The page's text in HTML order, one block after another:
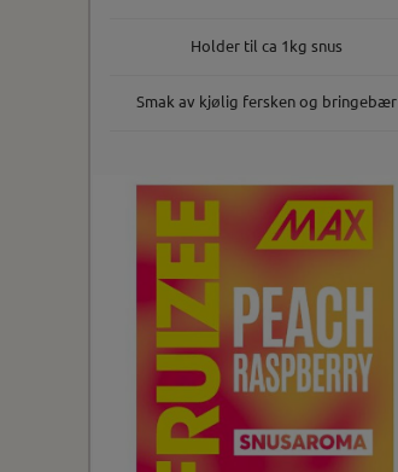
Holder til ca 1kg snus
Smak av kjølig fersken og bringebær